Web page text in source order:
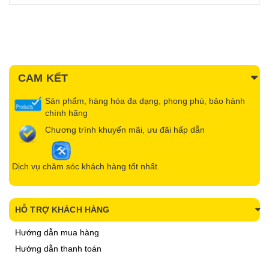
CAM KẾT
Sản phẩm, hàng hóa đa dạng, phong phú, bảo hành
chính hãng
Chương trình khuyến mãi, ưu đãi hấp dẫn
Dịch vụ chăm sóc khách hàng tốt nhất.
HỖ TRỢ KHÁCH HÀNG
Hướng dẫn mua hàng
Hướng dẫn thanh toán